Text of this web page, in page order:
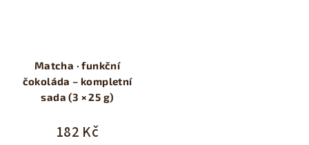
Matcha · funkční
čokoláda – kompletní
sada (3 × 25 g)
182 Kč